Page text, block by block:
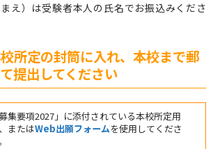
え）は受験者本人の氏名でお振込みくださ
所定の封筒に入れ、本校まで郵
提出してください
募集要項2027」に添付されている本校所定用
またはWeb出願フォームを使用してくださ